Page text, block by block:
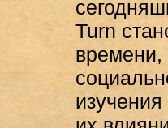
Turn
времени,